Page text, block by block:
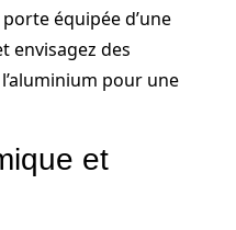
équipée d’une
envisagez des
pour une
et